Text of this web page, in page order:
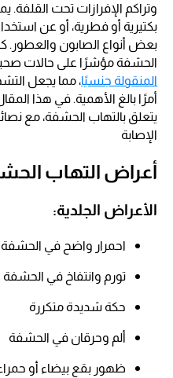
وتراكم الإفرازات تحت
بكتيرية أو فطرية، أو عن
بعض أنواع الصابون والعطور.
الحشفة مؤشرًا على حالات
المنقولة جنسيًا، مما يجعل
أمرًا بالغ الأهمية. في هذا
يتعلق بالتهاب الحشفة، مع
الإصابة
أعراض التهاب
الأعراض الجلدية:
احمرار واضح في
تورم وانتفاخ في الحشفة
حكة شديدة متكررة​
ألم وحرقان في الحشفة​
ظهور بقع بيضاء أو